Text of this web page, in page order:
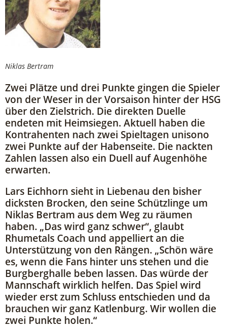
Niklas Bertram
Zwei Plätze und drei Punkte gingen die Spieler
von der Weser in der Vorsaison hinter der HSG
über den Zielstrich. Die direkten Duelle
endeten mit Heimsiegen. Aktuell haben die
Kontrahenten nach zwei Spieltagen unisono
zwei Punkte auf der Habenseite. Die nackten
Zahlen lassen also ein Duell auf Augenhöhe
erwarten.
Lars Eichhorn sieht in Liebenau den bisher
dicksten Brocken, den seine Schützlinge um
Niklas Bertram aus dem Weg zu räumen
haben. „Das wird ganz schwer“, glaubt
Rhumetals Coach und appelliert an die
Unterstützung von den Rängen. „Schön wäre
es, wenn die Fans hinter uns stehen und die
Burgberghalle beben lassen. Das würde der
Mannschaft wirklich helfen. Das Spiel wird
wieder erst zum Schluss entschieden und da
brauchen wir ganz Katlenburg. Wir wollen die
zwei Punkte holen.“